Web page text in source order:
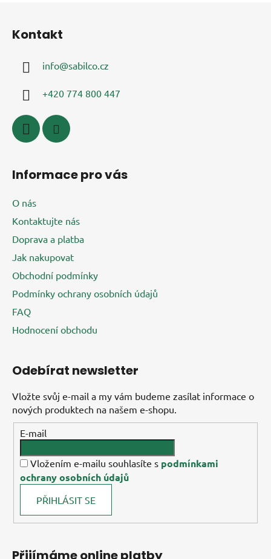
Kontakt
info@sabilco.cz
+420 774 800 447
Informace pro vás
O nás
Kontaktujte nás
Doprava a platba
Jak nakupovat
Obchodní podmínky
Podmínky ochrany osobních údajů
FAQ
Hodnocení obchodu
Odebírat newsletter
Vložte svůj e-mail a my vám budeme zasílat informace o
nových produktech na našem e-shopu.
E-mail
Vložením e-mailu souhlasíte s podmínkami
ochrany osobních údajů
PŘIHLÁSIT SE